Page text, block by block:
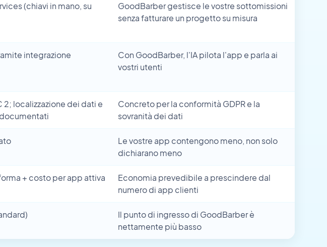
(chiavi in mano, su
GoodBarber gestisce le vostre sottomissioni
senza fatturare un progetto su misura
integrazione
Con GoodBarber, l'IA pilota l'app e parla ai
vostri utenti
localizzazione dei dati e
Concreto per la conformità GDPR e la
sovranità dei dati
Le vostre app contengono meno, non solo
dichiarano meno
+ costo per app attiva
Economia prevedibile a prescindere dal
numero di app clienti
Il punto di ingresso di GoodBarber è
nettamente più basso